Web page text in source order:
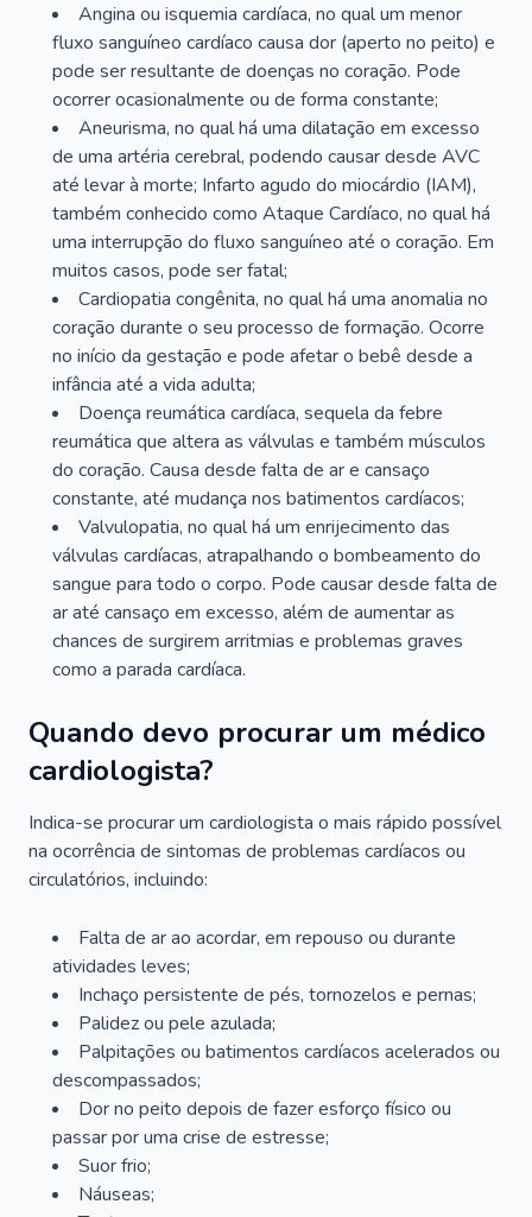
Angina ou isquemia cardíaca, no qual um menor
fluxo sanguíneo cardíaco causa dor (aperto no peito) e
pode ser resultante de doenças no coração. Pode
ocorrer ocasionalmente ou de forma constante;
Aneurisma, no qual há uma dilatação em excesso
de uma artéria cerebral, podendo causar desde AVC
até levar à morte; Infarto agudo do miocárdio (IAM),
também conhecido como Ataque Cardíaco, no qual há
uma interrupção do fluxo sanguíneo até o coração. Em
muitos casos, pode ser fatal;
Cardiopatia congênita, no qual há uma anomalia no
coração durante o seu processo de formação. Ocorre
no início da gestação e pode afetar o bebê desde a
infância até a vida adulta;
Doença reumática cardíaca, sequela da febre
reumática que altera as válvulas e também músculos
do coração. Causa desde falta de ar e cansaço
constante, até mudança nos batimentos cardíacos;
Valvulopatia, no qual há um enrijecimento das
válvulas cardíacas, atrapalhando o bombeamento do
sangue para todo o corpo. Pode causar desde falta de
ar até cansaço em excesso, além de aumentar as
chances de surgirem arritmias e problemas graves
como a parada cardíaca.
Quando devo procurar um médico
cardiologista?
Indica-se procurar um cardiologista o mais rápido possível
na ocorrência de sintomas de problemas cardíacos ou
circulatórios, incluindo:
Falta de ar ao acordar, em repouso ou durante
atividades leves;
Inchaço persistente de pés, tornozelos e pernas;
Palidez ou pele azulada;
Palpitações ou batimentos cardíacos acelerados ou
descompassados;
Dor no peito depois de fazer esforço físico ou
passar por uma crise de estresse;
Suor frio;
Náuseas;